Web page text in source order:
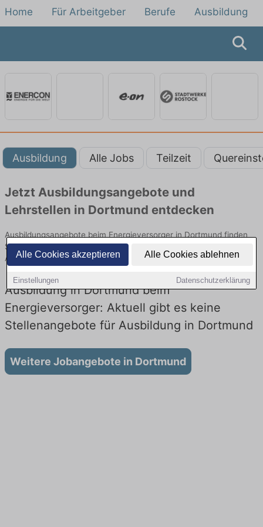
Alle Cookies akzeptieren Alle Cookies ablehnen
Einstellungen Datenschutzerklärung
Home Für Arbeitgeber Berufe Ausbildung
Ausbildung Alle Jobs Teilzeit
Jetzt Ausbildungsangebote und
Lehrstellen in Dortmund entdecken
Ausbildungsangebote beim Energieversorger in Dortmund finden
Sie von namhaften Firmen. Entdecken Sie freie Optionen von Top-
Arbeitgebern und bewerben Sie sich noch heute.
Ausbildung in Dortmund beim
Energieversorger: Aktuell gibt es keine
Stellenangebote für Ausbildung in Dortmund
Weitere Jobangebote in Dortmund